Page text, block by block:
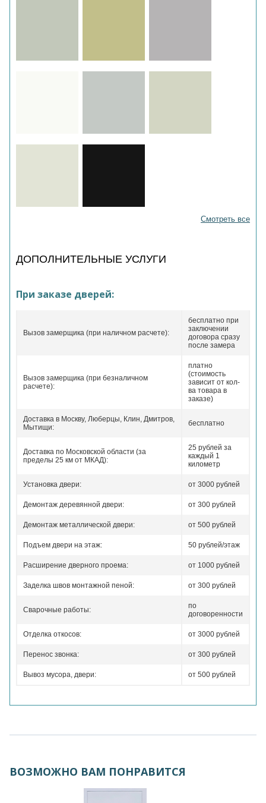
Смотреть все
ДОПОЛНИТЕЛЬНЫЕ УСЛУГИ
При заказе дверей:
Вызов замерщика (при наличном расчете):
бесплатно при
заключении
договора сразу
после замера
Вызов замерщика (при безналичном
расчете):
платно
(стоимость
зависит от кол-
ва товара в
заказе)
Доставка в Москву, Люберцы, Клин, Дмитров,
Мытищи:
бесплатно
Доставка по Московской области (за
пределы 25 км от МКАД):
25 рублей за
каждый 1
километр
Установка двери: от 3000 рублей
Демонтаж деревянной двери: от 300 рублей
Демонтаж металлической двери: от 500 рублей
Подъем двери на этаж: 50 рублей/этаж
Расширение дверного проема: от 1000 рублей
Заделка швов монтажной пеной: от 300 рублей
Сварочные работы:
по
договоренности
Отделка откосов: от 3000 рублей
Перенос звонка: от 300 рублей
Вывоз мусора, двери: от 500 рублей
ВОЗМОЖНО ВАМ ПОНРАВИТСЯ